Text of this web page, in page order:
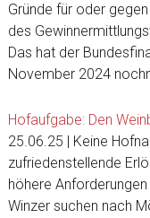
Gründe für oder
des
Das hat der
November 2024
Hofaufgabe: Den
25.06.25 | Keine
zufriedenstellende
höhere
Winzer suchen nach